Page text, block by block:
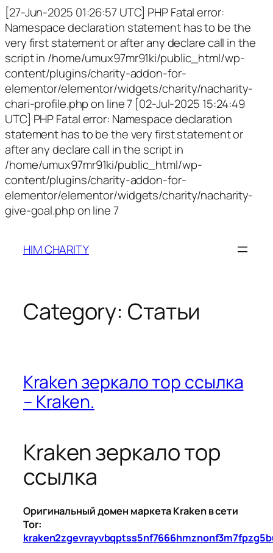
[27-Jun-2025 01:26:57 UTC] PHP Fatal error:
Namespace declaration statement has to be the
very first statement or after any declare call in the
script in /home/umux97mr91ki/public_html/wp-
content/plugins/charity-addon-for-
elementor/elementor/widgets/charity/nacharity-
chari-profile.php on line 7 [02-Jul-2025 15:24:49
UTC] PHP Fatal error: Namespace declaration
statement has to be the very first statement or
after any declare call in the script in
/home/umux97mr91ki/public_html/wp-
content/plugins/charity-addon-for-
elementor/elementor/widgets/charity/nacharity-
give-goal.php on line 7
HIM CHARITY
Category: Статьи
Kraken зеркало тор ссылка
– Kraken.
Kraken зеркало тор
ссылка
Оригинальный домен маркета Kraken в сети
Tor: